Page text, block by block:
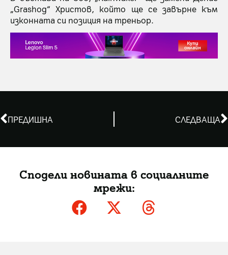
„Grashog“ Христов, който ще се завърне към
изконната си позиция на треньор.
ПРЕДИШНА СЛЕДВАЩА
Сподели новината в социалните
мрежи: